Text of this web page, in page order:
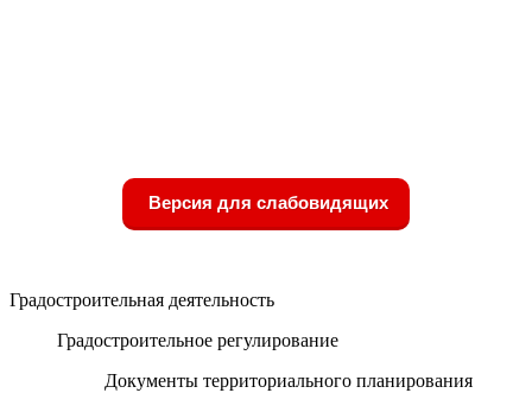
Версия для слабовидящих
Градостроительная деятельность
Градостроительное регулирование
Документы территориального планирования